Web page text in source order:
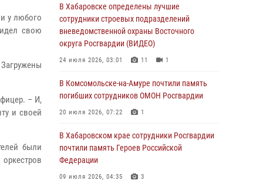
у любого
свою
– И,
и своей
были
краю состоялось информирование личного
состава по вопросам реализации
избирательного права
31 июля 2026, 03:26
оказали помощь женщине, потерявшей
сознание во время массового мероприятия
29 июля 2026, 23:24 2
В Хабаровске продолжается акция
«Каникулы с Росгвардией»
29 июля 2026, 02:51
В Хабаровске определены лучшие
сотрудники строевых подразделений
вневедомственной охраны Восточного
округа Росгвардии (ВИДЕО)
24 июля 2026, 03:01 11 1
В Комсомольске-на-Амуре почтили память
погибших сотрудников ОМОН Росгвардии
20 июля 2026, 07:22 1
В Хабаровском крае сотрудники Росгвардии
почтили память Героев Российской
Федерации
09 июля 2026, 04:35 3